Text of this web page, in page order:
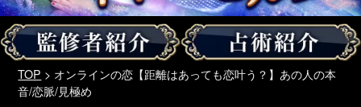
TOP > オンラインの恋【距離はあっても恋叶う？】あの人の本
音/恋脈/見極め